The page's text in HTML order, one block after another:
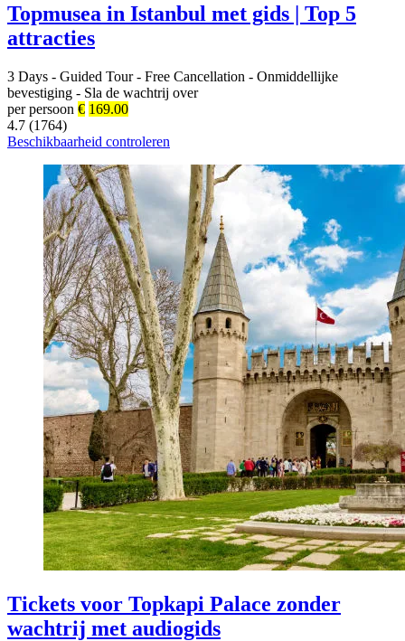
Topmusea in Istanbul met gids | Top 5
attracties
3 Days - Guided Tour - Free Cancellation - Onmiddellijke
bevestiging - Sla de wachtrij over
per persoon € 169.00
4.7 (1764)
Beschikbaarheid controleren
Tickets voor Topkapi Palace zonder
wachtrij met audiogids